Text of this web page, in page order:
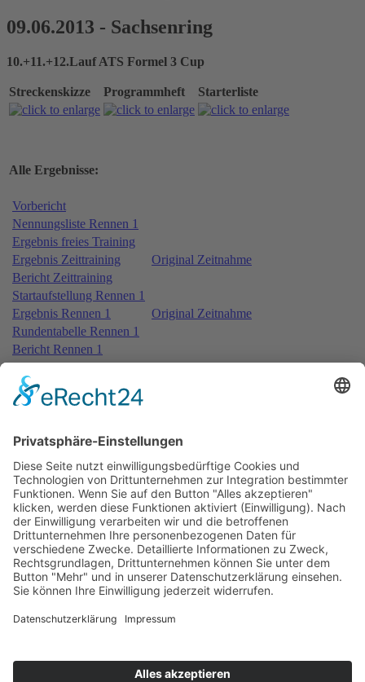
09.06.2013 - Sachsenring
10.+11.+12.Lauf ATS Formel 3 Cup
Streckenskizze Programmheft Starterliste
Alle Ergebnisse:
Vorbericht
Nennungsliste Rennen 1
Ergebnis freies Training
Ergebnis Zeittraining
Original Zeitnahme
Bericht Zeittraining
Startaufstellung Rennen 1
Ergebnis Rennen 1
Original Zeitnahme
Rundentabelle Rennen 1
Bericht Rennen 1
Nennungsliste Rennen 2
Startaufstellung Rennen 2
Rundentabelle Rennen 2
Nennungsliste Rennen 3
Ergebnis Zeittraining 2nd
Original Zeitnahme
Startaufstellung Rennen 3
Ergebnis Rennen 3
Original Zeitnahme
Rundentabelle Rennen 3
Bericht Rennen 3
Impressum